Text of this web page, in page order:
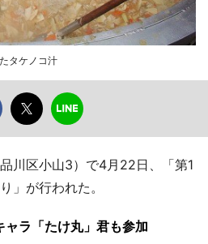
タケノコ汁
川区小山3）で4月22日、「第1
が行われた。
ラ「たけ丸」君も参加